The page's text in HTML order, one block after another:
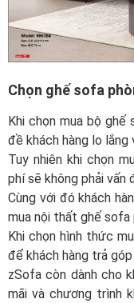
Chọn ghế sofa
Khi chọn mua bộ
đề khách hàng lo
Tuy nhiên khi chọn
phí sẽ không phải
Cùng với đó khách
mua nội thất ghế sofa
Khi chọn hình thức
để khách hàng trả
zSofa còn dành cho
mãi và chương trình